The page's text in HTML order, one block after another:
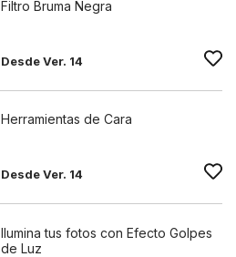
Filtro Bruma Negra
Desde Ver. 14
Herramientas de Cara
Desde Ver. 14
Ilumina tus fotos con Efecto Golpes
de Luz